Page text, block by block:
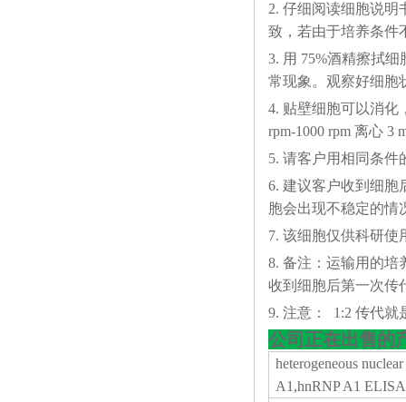
2. 仔细阅读细胞说
致，若由于培养条件
3. 用 75%酒精擦拭
常现象。观察好细胞
4. 贴壁细胞可以消化
rpm-1000 rpm 离心
5. 请客户用相同条件
6. 建议客户收到细胞
胞会出现不稳定的
7. 该细胞仅供科研使
8. 备注：运输用的
收到细胞后第一次传
9. 注意： 1:2 传代就
公司正在出售的
heterogeneous
A1,hnRNP A1